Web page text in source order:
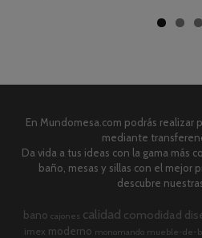
En Mundomesa.com podrás realizar
mediante
Da vida a tus ideas con la gama más
baño, mesas y sillas con el mejor
descubre
bano cajones calidad comodidad
imex moderno monomando mueble-de-